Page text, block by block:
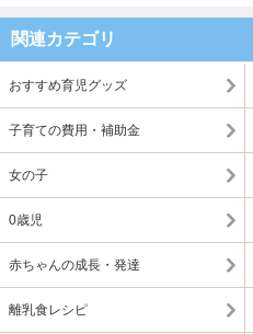
関連カテゴリ
おすすめ育児グッズ
子育ての費用・補助金
女の子
0歳児
赤ちゃんの成長・発達
離乳食レシピ